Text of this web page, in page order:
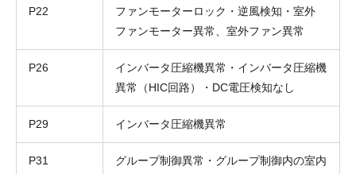
P22
ファンモーターロック・逆風検知・室外
ファンモーター異常、室外ファン異常
P26
インバータ圧縮機異常・インバータ圧縮機
異常（HIC回路）・DC電圧検知なし
P29 インバータ圧縮機異常
P31
グループ制御異常・グループ制御内の室内
メール
送信する